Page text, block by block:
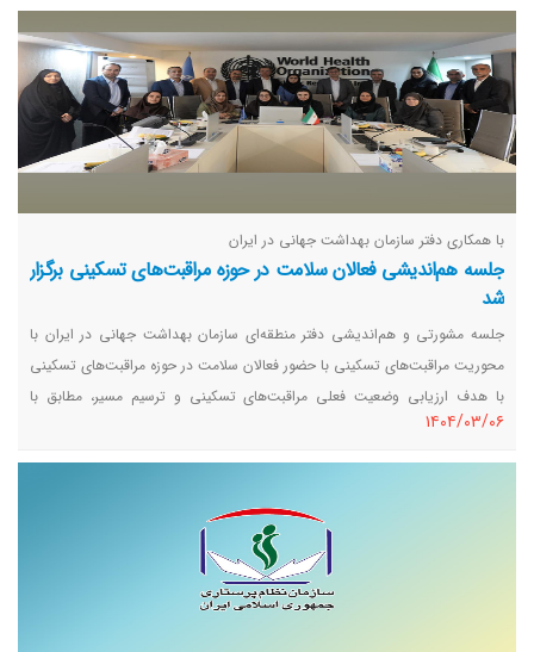
با همکاری دفتر سازمان بهداشت جهانی در ایران
جلسه هم‌اندیشی فعالان سلامت در حوزه مراقبت‌های تسکینی برگزار
شد
جلسه مشورتی و هم‌اندیشی دفتر منطقه‌ای سازمان بهداشت جهانی در ایران با
محوریت مراقبت‌های تسکینی با حضور فعالان سلامت در حوزه مراقبت‌های تسکینی
با هدف ارزیابی وضعیت فعلی مراقبت‌های تسکینی و ترسیم مسیر، مطابق با
دستورالعمل‌های قطعنامه پیشنهادی مراقبت‌های تسکینی که قرار است به هفتاد و
دومین اجلاس کمیته منطقه‌ای سازمان بهداشت جهانی(RC72) ارائه شود، برگزار
١٤٠٤/٠٣/٠٦